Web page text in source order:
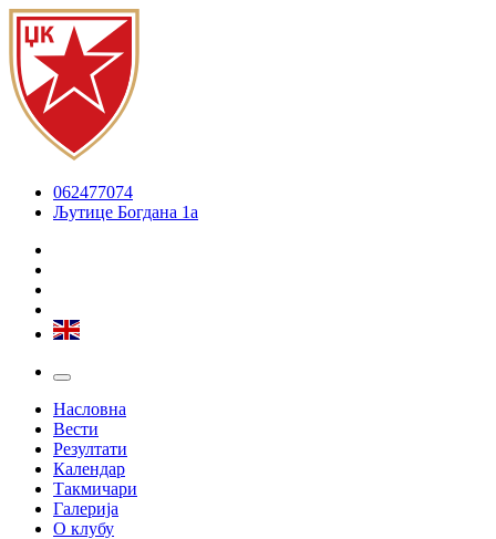
062477074
Љутице Богдана 1а
Насловна
Вести
Резултати
Календар
Такмичари
Галерија
О клубу